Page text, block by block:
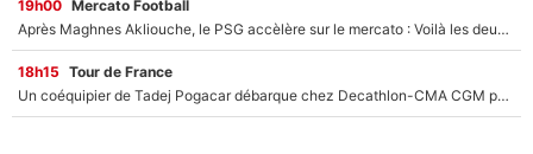
19h00 Mercato Football
Après Maghnes Akliouche, le PSG accèlère sur le mercato : Voilà les deux nouvelles recrues qui vont signer la semaine prochaine ?
18h15 Tour de France
Un coéquipier de Tadej Pogacar débarque chez Decathlon-CMA CGM pour épauler Paul Seixas : «Mes meilleures années sont à venir»